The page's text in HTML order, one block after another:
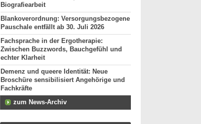
Biografiearbeit
Blankoverordnung: Versorgungsbezogene
Pauschale entfällt ab 30. Juli 2026
Fachsprache in der Ergotherapie:
Zwischen Buzzwords, Bauchgefühl und
echter Klarheit
Demenz und queere Identität: Neue
Broschüre sensibilisiert Angehörige und
Fachkräfte
zum News-Archiv